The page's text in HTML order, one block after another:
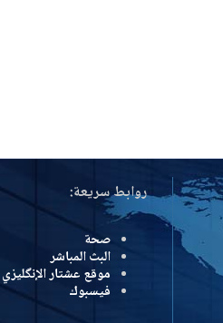
روابط سريعة:
صحة
البث المباشر
موقع عشتار الإنگليزي
فيسبوك